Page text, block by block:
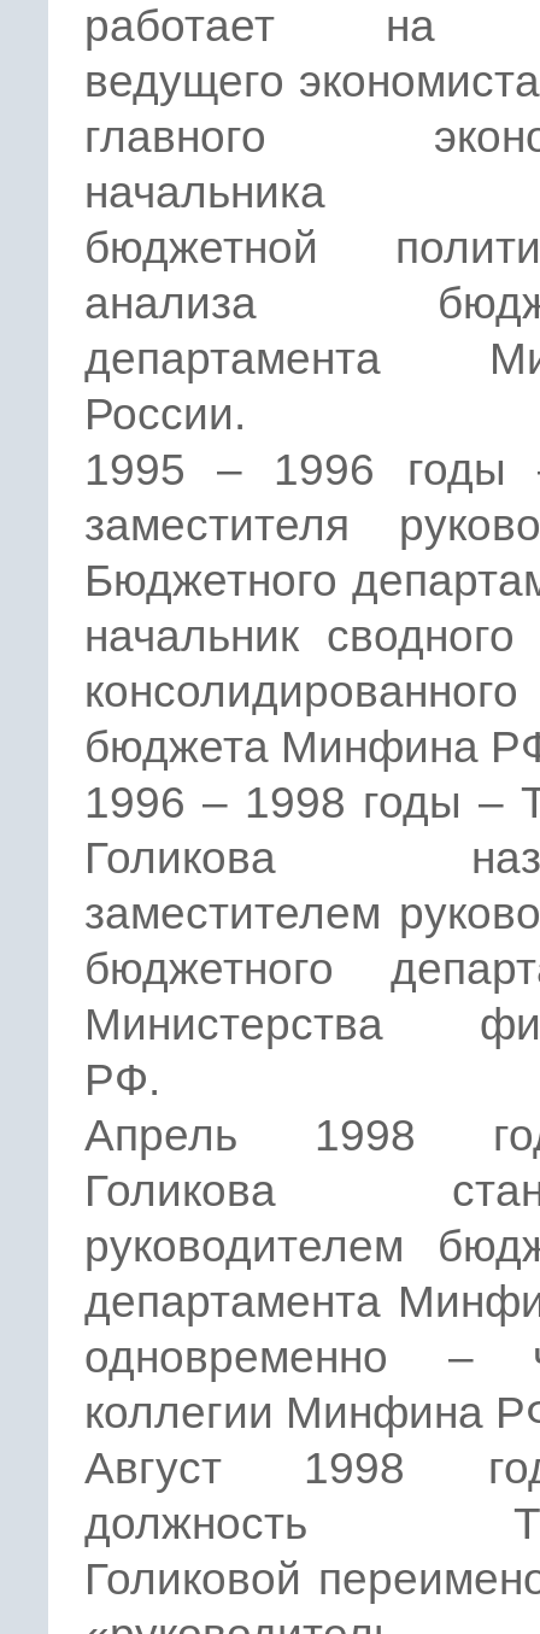
работает на
ведущего
главного
начальника
бюджетной
анализа
департамента
России.
1995 – 1996 годы
заместителя
Бюджетного
начальник сводного
консолидированного
бюджета Минфина
1996 – 1998 годы –
Голикова
заместителем
бюджетного
Министерства
РФ.
Апрель 1998
Голикова
руководителем
департамента
одновременно –
коллегии Минфина
Август 1998
должность
Голиковой